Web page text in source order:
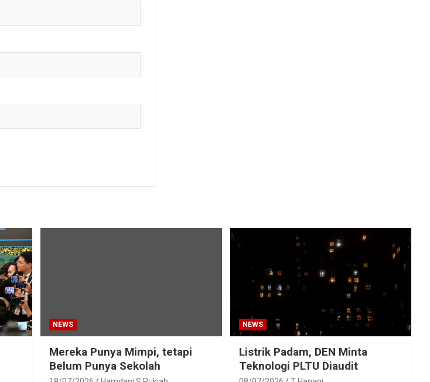
NEWS
Mereka Punya Mimpi, tetapi
Belum Punya Sekolah
NEWS
Listrik Padam, DEN Minta
Teknologi PLTU Diaudit